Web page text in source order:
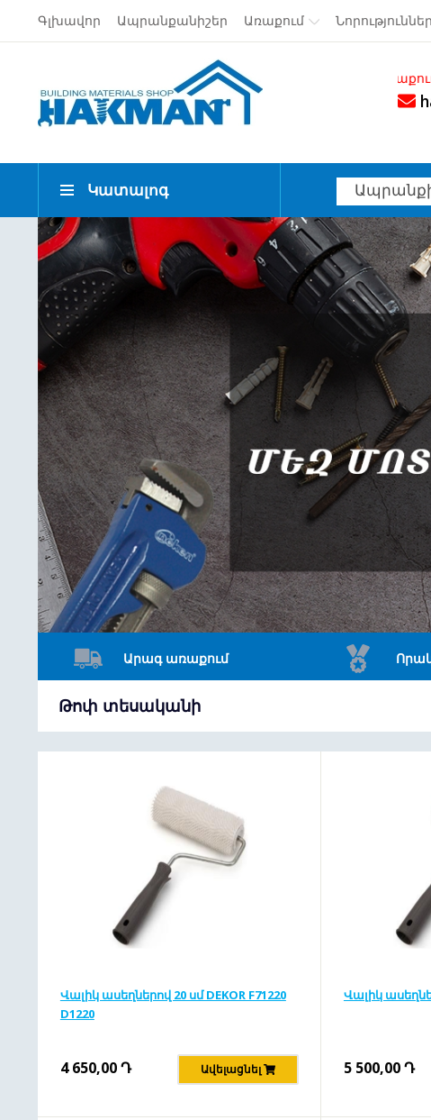
Գլխավոր Ապրանքանիշեր Առաքում Նորություններ
Անվճար առաքում Երևան
Կատալոգ
Արագ առաքում
Թոփ տեսականի
Վալիկ ասեղներով 20 սմ DEKOR F71220
D1220
4 650,00Դ Ավելացնել
Վալիկ
5 500,00Դ